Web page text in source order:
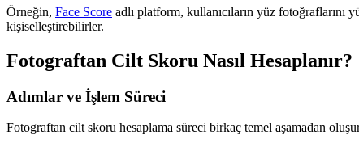
Örneğin, Face Score adlı platform, kullanıcıların yüz
kişiselleştirebilirler.
Fotograftan Cilt Skoru Nasıl Hesaplanır?
Adımlar ve İşlem Süreci
Fotograftan cilt skoru hesaplama süreci birkaç temel aşamadan